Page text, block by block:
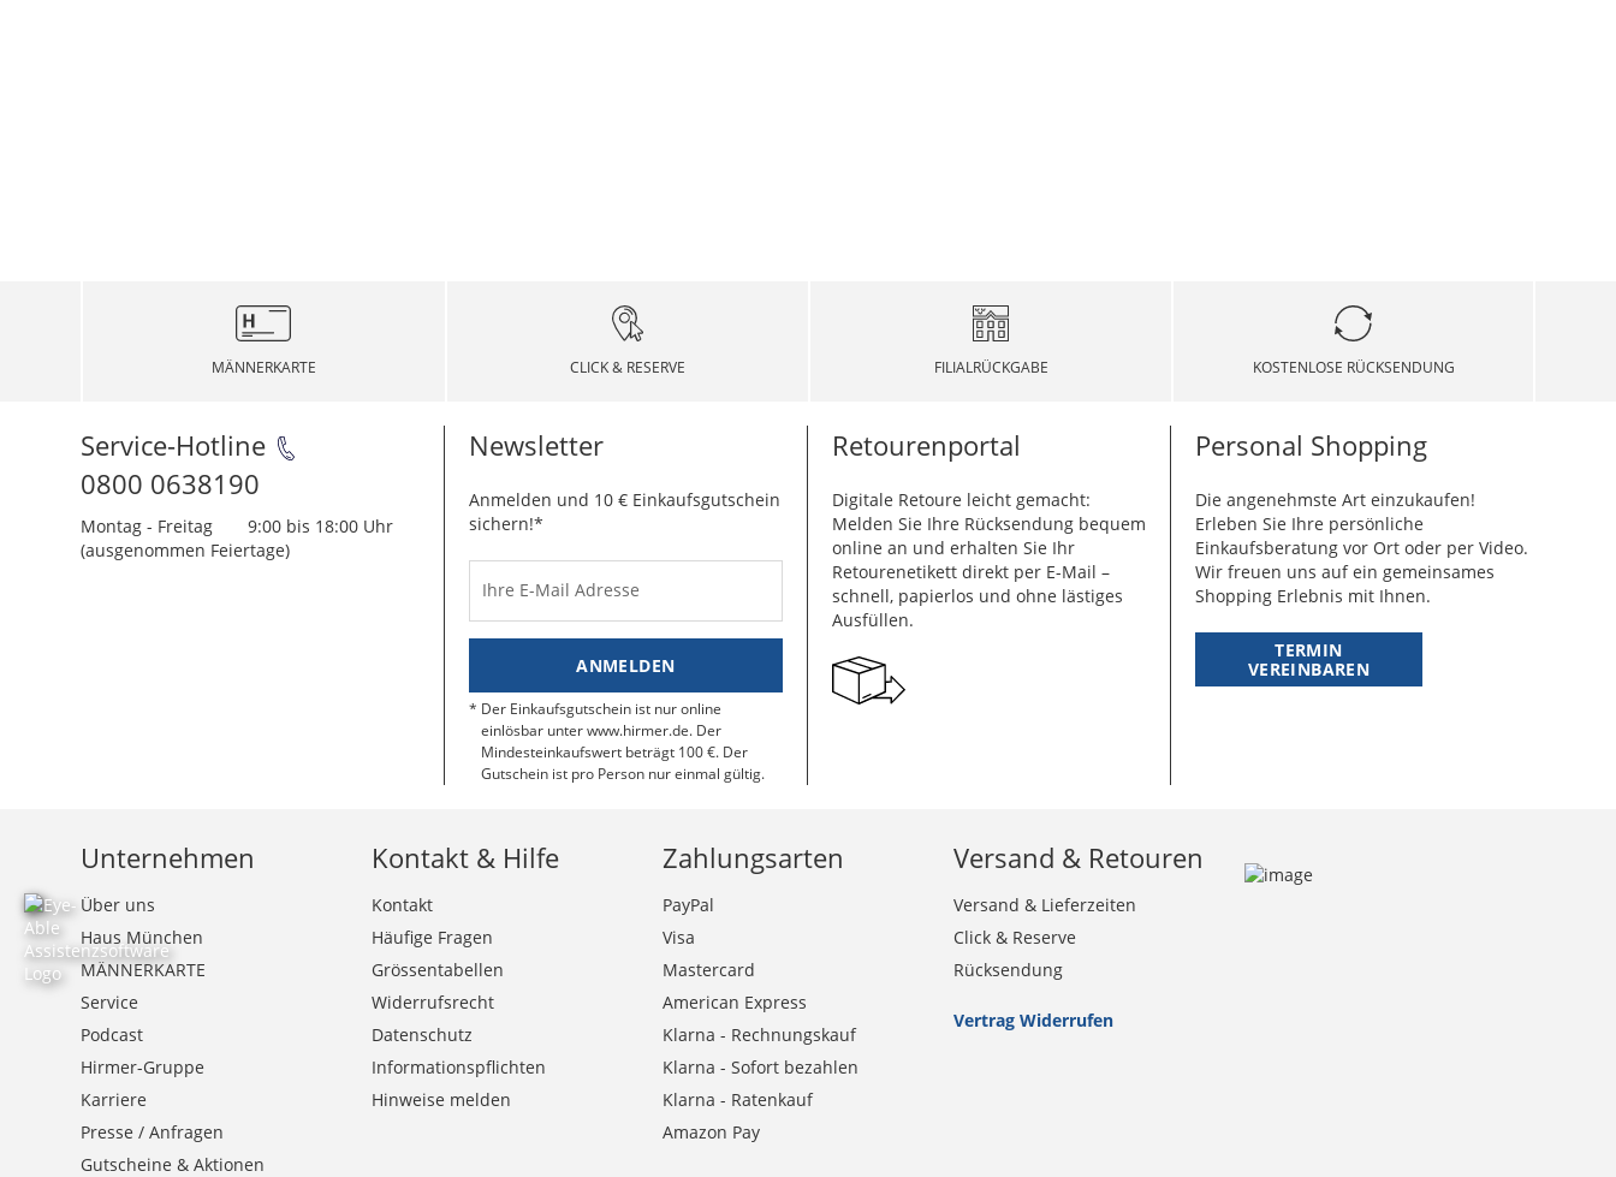
MÄNNERKARTE CLICK & RESERVE FILIALRÜCKGABE KOSTENLOSE RÜCKSENDUNG
Service-Hotline
0800 0638190
Montag - Freitag
9:00 bis 18:00 Uhr
(ausgenommen Feiertage)
Newsletter
Anmelden und 10 € Einkaufsgutschein
sichern!*
Ihre E-Mail Adresse
ANMELDEN
Der Einkaufsgutschein ist nur online
einlösbar unter www.hirmer.de. Der
Mindesteinkaufswert beträgt 100 €. Der
Gutschein ist pro Person nur einmal gültig.
Retourenportal
Digitale Retoure leicht gemacht:
Melden Sie Ihre Rücksendung bequem
online an und erhalten Sie Ihr
Retourenetikett direkt per E-Mail –
schnell, papierlos und ohne lästiges
Ausfüllen.
Personal Shopping
Die angenehmste Art einzukaufen!
Erleben Sie Ihre persönliche
Einkaufsberatung vor Ort oder per Video.
Wir freuen uns auf ein gemeinsames
Shopping Erlebnis mit Ihnen.
TERMIN
VEREINBAREN
Unternehmen
Über uns
Haus München
MÄNNERKARTE
Service
Podcast
Hirmer-Gruppe
Karriere
Presse / Anfragen
Gutscheine & Aktionen
Kontakt & Hilfe
Kontakt
Häufige Fragen
Grössentabellen
Widerrufsrecht
Datenschutz
Informationspflichten
Hinweise melden
Zahlungsarten
PayPal
Visa
Mastercard
American Express
Klarna - Rechnungskauf
Klarna - Sofort bezahlen
Klarna - Ratenkauf
Amazon Pay
Versand & Retouren
Versand & Lieferzeiten
Click & Reserve
Rücksendung
Vertrag Widerrufen